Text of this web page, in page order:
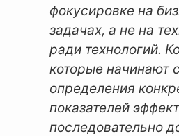
фокусировке на
задачах, а не на
ради технологий.
которые начинают с
определения
показателей
последовательно